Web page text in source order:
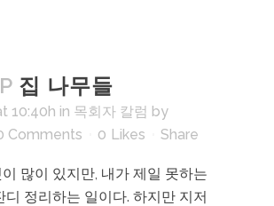
집 나무들
10:40h in 목회자 칼럼 by
Comments 0 Likes Share
많이 있지만, 내가 제일 못하는
디 정리하는 일이다. 하지만 지저